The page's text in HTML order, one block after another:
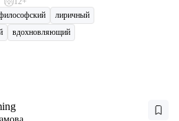
лиричный
вдохновляющий